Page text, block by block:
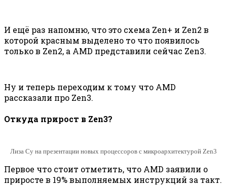
И ещё раз напомню, что это схема Zen+ и Zen2 в
которой красным выделено то что появилось
только в Zen2, а AMD представили сейчас Zen3.
Ну и теперь переходим к тому что AMD
рассказали про Zen3.
Откуда прирост в Zen3?
Лиза Су на презентации новых процессоров с микроархитектурой Zen3
Первое что стоит отметить, что AMD заявили о
приросте в 19% выполняемых инструкций за такт.